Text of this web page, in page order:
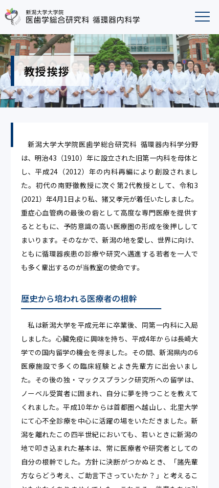
教授挨拶
新潟大学大学院医歯学総合研究科 循環器内科学分野
は、明治43（1910）年に設立された旧第一内科を母体と
し、平成24（2012）年の内科再編により創設されまし
た。初代の南野徹教授に次ぐ第2代教授として、令和3
(2021）年4月1日より私、猪又孝元が着任いたしました。
重症心血管病の最後の砦として高度な専門医療を提供す
るとともに、予防意識の高い医療圏の形成を後押しして
まいります。そのなかで、新潟の地を愛し、世界に向け、
ともに循環器疾患の診療や研究へ邁進する若者を一人で
も多く輩出するのが当教室の使命です。
歴史から培われる医療者の根幹
私は新潟大学を平成元年に卒業後、同第一内科に入局
しました。心臓免疫に興味を持ち、平成4年からは長崎大
学での国内留学の機会を得ました。その間、新潟県内の6
医療施設で多くの臨床経験とよき先輩方に出会いまし
た。その後の独・マックスプランク研究所への留学は、
ノーベル受賞者に囲まれ、自分に夢を持つことを教えて
くれました。平成10年からは首都圏へ越山し、北里大学
にて心不全診療を中心に活躍の場をいただきました。新
潟を離れたこの四半世紀においても、若いときに新潟の
地で叩き込まれた基本は、常に医療者や研究者としての
自分の根幹でした。方針に決断がつかぬとき、「諸先輩
方ならどう考え、ご助言下さっていたか？」と考えるこ